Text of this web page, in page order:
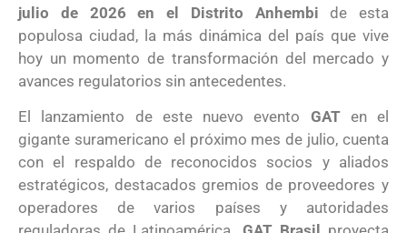
julio de 2026 en el Distrito Anhembide esta
populosa ciudad, la más dinámica del país que vive
hoy un momento de transformación del mercado y
avances regulatorios sin antecedentes.
El lanzamiento de este nuevo evento GATen el
gigante suramericano el próximo mes de julio, cuenta
con el respaldo de reconocidos socios y aliados
estratégicos, destacados gremios de proveedores y
operadores de varios países y autoridades